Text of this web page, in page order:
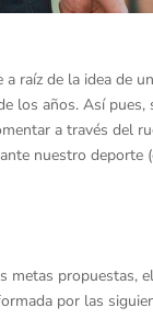
a raíz de la idea de
los años. Así
a través del
nuestro deporte
metas propuestas,
por las